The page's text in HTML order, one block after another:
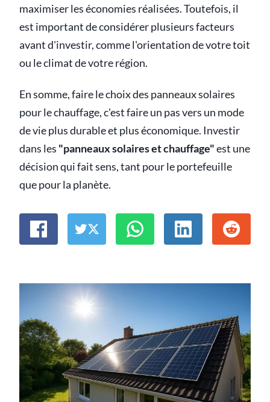
maximiser les économies réalisées. Toutefois, il
est important de considérer plusieurs facteurs
avant d'investir, comme l'orientation de votre toit
ou le climat de votre région.
En somme, faire le choix des panneaux solaires
pour le chauffage, c'est faire un pas vers un mode
de vie plus durable et plus économique. Investir
dans les "panneaux solaires et chauffage"est une
décision qui fait sens, tant pour le portefeuille
que pour la planète.